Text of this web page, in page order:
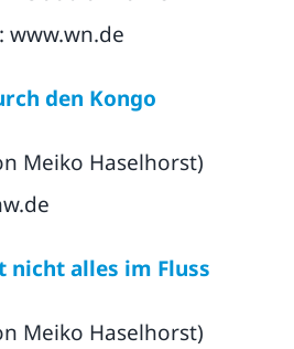
www.wn.de
den Kongo
Meiko Haselhorst)
nicht alles im Fluss
Meiko Haselhorst)